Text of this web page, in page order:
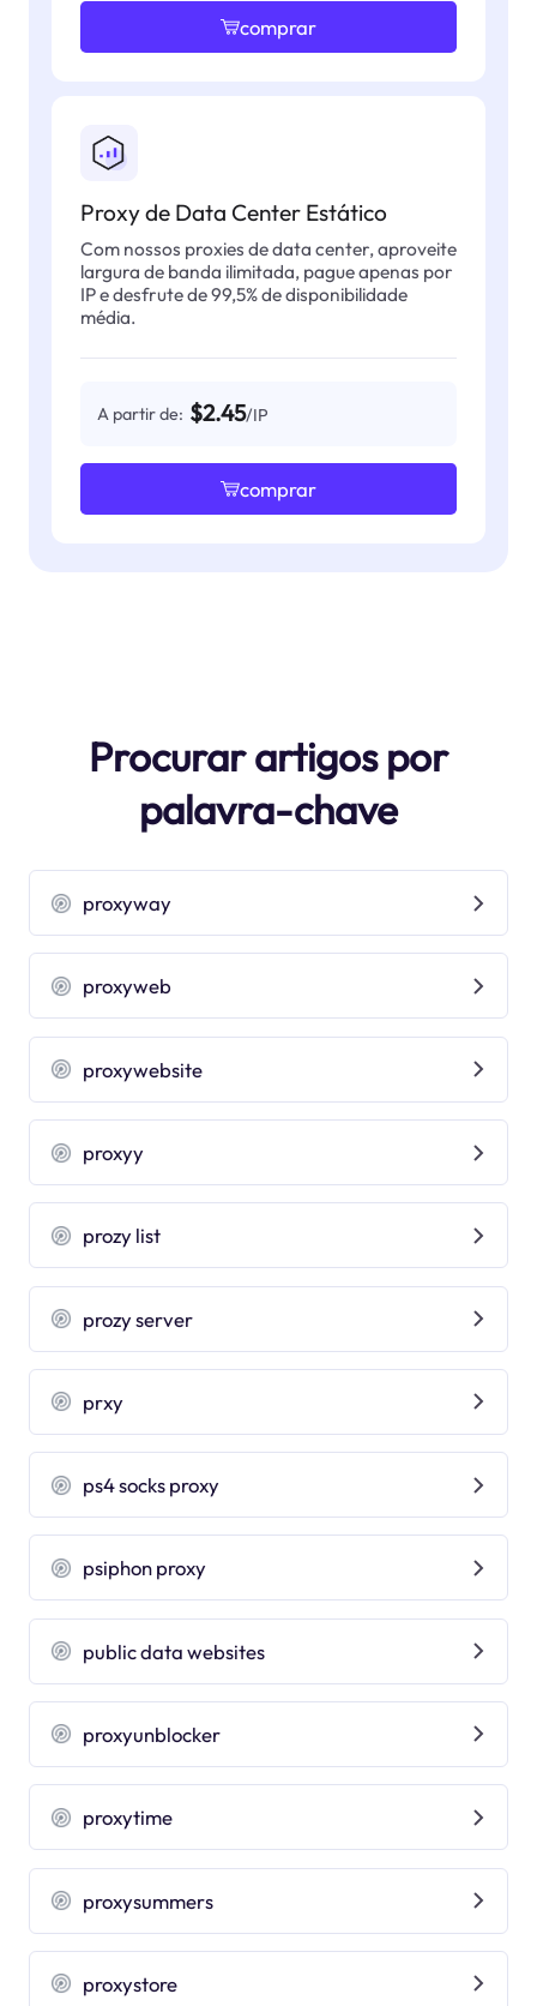
comprar
Proxy de Data Center Estático
Com nossos proxies de data center, aproveite
largura de banda ilimitada, pague apenas por
IP e desfrute de 99,5% de disponibilidade
média.
A partir de: $2.45/IP
comprar
Procurar artigos por
palavra-chave
proxyway
proxyweb
proxywebsite
proxyy
prozy list
prozy server
prxy
ps4 socks proxy
psiphon proxy
public data websites
proxyunblocker
proxytime
proxysummers
proxystore